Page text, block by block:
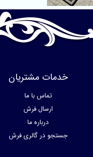
خدمات مشتریان
تماس با ما
ارسال فرش
جستجو در گالری فرش